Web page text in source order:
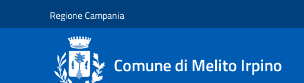
Regione Campania
Comune di Melito Irpino